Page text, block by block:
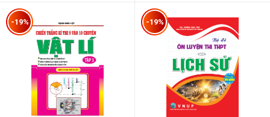
-19% -19%